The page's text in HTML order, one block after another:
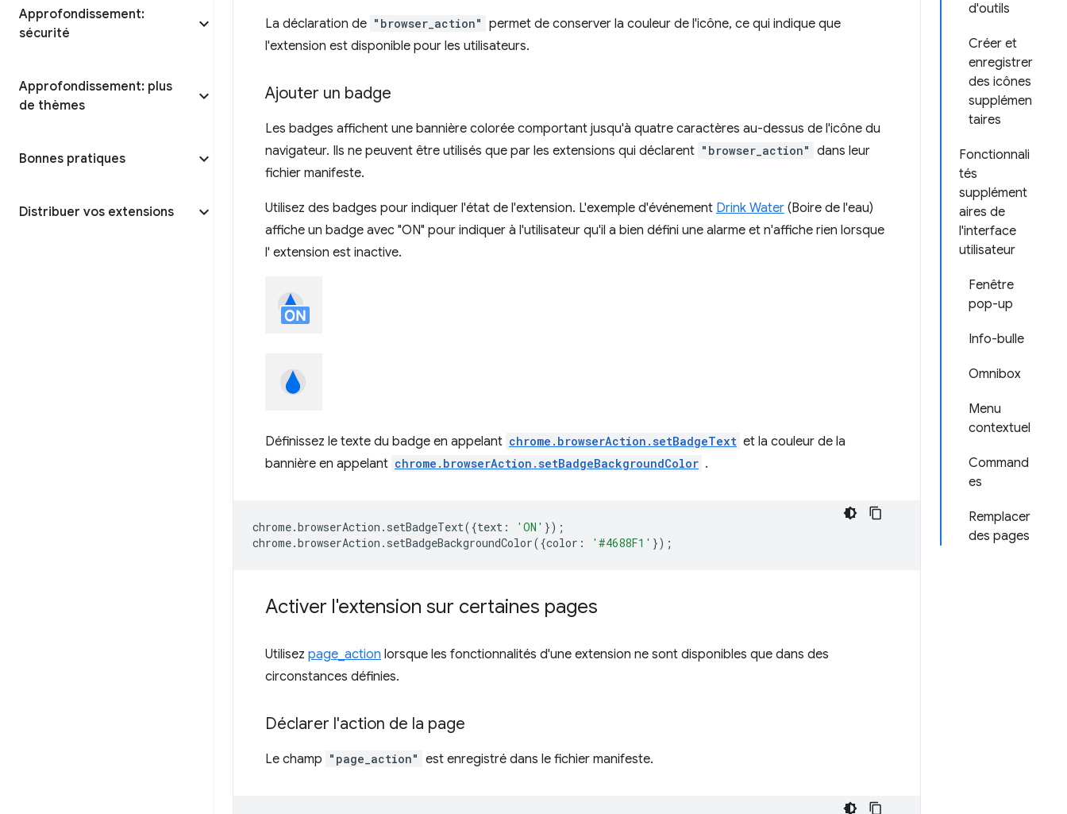
Approfondissement:
sécurité
Approfondissement: plus
de thèmes
Bonnes pratiques
Distribuer vos extensions
d'outils
Créer et
enregistrer
des icônes
supplémen
taires
Fonctionnali
tés
supplément
aires de
l'interface
utilisateur
Fenêtre
pop-up
Info-bulle
Omnibox
Menu
contextuel
Command
es
Remplacer
des pages
La déclaration de "browser_action" permet de conserver la couleur de l'icône, ce qui indique que
l'extension est disponible pour les utilisateurs.
Ajouter un badge
Les badges affichent une bannière colorée comportant jusqu'à quatre caractères au-dessus de l'icône du
navigateur. Ils ne peuvent être utilisés que par les extensions qui déclarent "browser_action" dans leur
fichier manifeste.
Utilisez des badges pour indiquer l'état de l'extension. L'exemple d'événement Drink Water (Boire de l'eau)
affiche un badge avec "ON" pour indiquer à l'utilisateur qu'il a bien défini une alarme et n'affiche rien lorsque
l' extension est inactive.
Définissez le texte du badge en appelant chrome.browserAction.setBadgeText et la couleur de la
bannière en appelant chrome.browserAction.setBadgeBackgroundColor .
chrome.browserAction . setBadgeText({text : 'ON' });
chrome.browserAction . setBadgeBackgroundColor({color : '#4688F1' });
Activer l'extension sur certaines pages
Utilisez page_action lorsque les fonctionnalités d'une extension ne sont disponibles que dans des
circonstances définies.
Déclarer l'action de la page
Le champ "page_action" est enregistré dans le fichier manifeste.